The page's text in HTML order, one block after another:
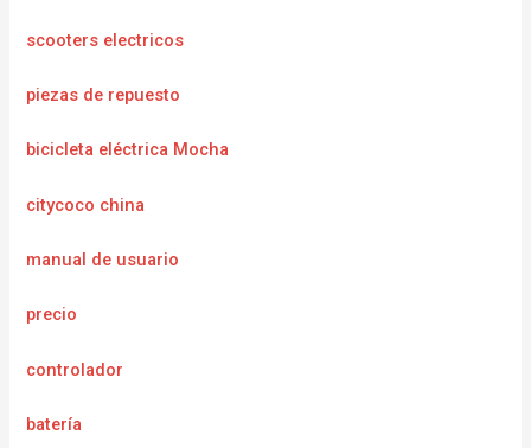
scooters electricos
piezas de repuesto
bicicleta eléctrica Mocha
citycoco china
manual de usuario
precio
controlador
batería